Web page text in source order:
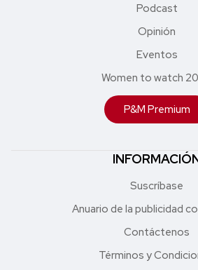
Podcast
Opinión
Eventos
Women to watch
P&M Premium
Suscríbase
Anuario de la publicidad
Contáctenos
Términos y